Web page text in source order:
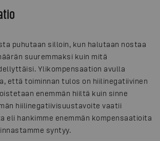
puhutaan silloin, kun halutaan nostaa
suuremmaksi kuin mitä
Ylikompensaation avulla
että toiminnan tulos on hiilinegatiivinen
enemmän hiiltä kuin sinne
hiilinegatiivisuustavoite vaatii
eli hankimme enemmän kompensaatioita
syntyy.